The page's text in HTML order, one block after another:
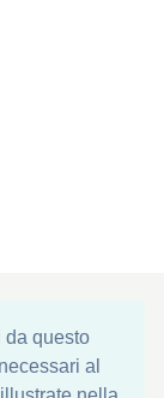
da questo
al
1
61/63